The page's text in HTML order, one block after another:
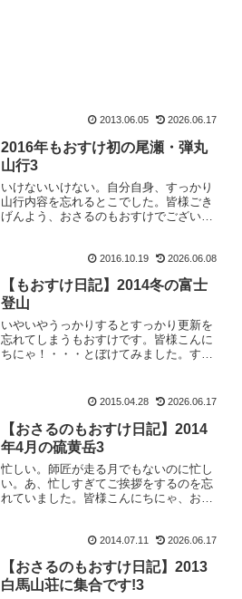
2013.06.05 2026.06.17
2016年もおすけ初の尾瀬・弾丸
山行3
いけないいけない。自分自身、すっかり
山行内容を忘れるとこでした。皆様ごき
げんよう、おさるのもおすけでございま
けなかったそうですが、水晶岳へは登れ
2016.10.19 2026.06.08
【もおすけ日記】2014冬の富士
登山
いやいやうっかりするとすっかり更新を
忘れてしまうもおすけです。皆様こんに
ちにゃ！・・・とぼけてみました。すみ
（たまにはね）レインウェアの洗剤につ
2015.04.28 2026.06.17
【おさるのもおすけ日記】2014
年4月の硫黄岳3
忙しい。師匠が走る月でもないのに忙し
い。あ、忙しすぎてご挨拶をするのを忘
れていました。皆様こんにちにゃ、おさ
出来なかったのに、7日しかない6月の休
日は9割が山へ（つま...
2014.07.11 2026.06.17
【おさるのもおすけ日記】2013
白馬山荘に集合です!3